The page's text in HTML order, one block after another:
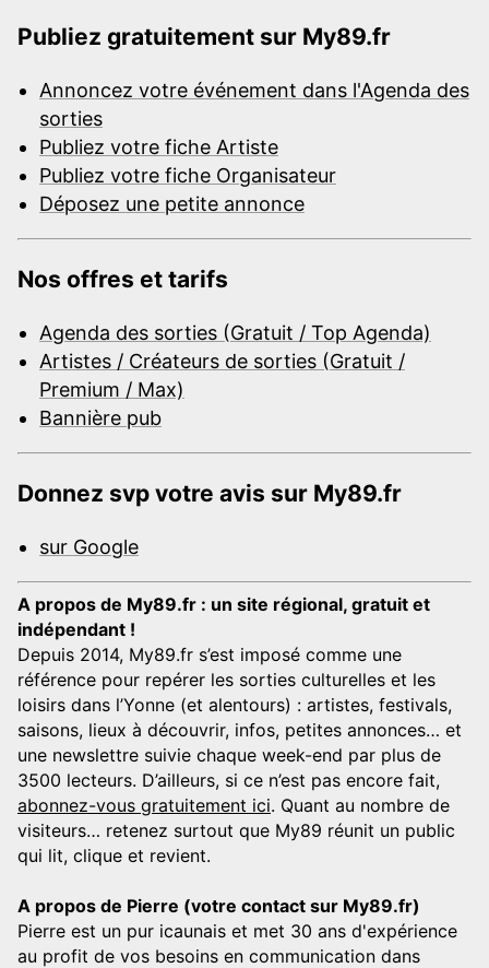
Publiez gratuitement sur My89.fr
Annoncez votre événement dans l'Agenda des
sorties
Publiez votre fiche Artiste
Publiez votre fiche Organisateur
Déposez une petite annonce
Nos offres et tarifs
Agenda des sorties (Gratuit / Top Agenda)
Artistes / Créateurs de sorties (Gratuit /
Premium / Max)
Bannière pub
Donnez svp votre avis sur My89.fr
sur Google
A propos de My89.fr : un site régional, gratuit et
indépendant !
Depuis 2014, My89.fr s’est imposé comme une
référence pour repérer les sorties culturelles et les
loisirs dans l’Yonne (et alentours) : artistes, festivals,
saisons, lieux à découvrir, infos, petites annonces… et
une newslettre suivie chaque week-end par plus de
3500 lecteurs. D’ailleurs, si ce n’est pas encore fait,
abonnez-vous gratuitement ici. Quant au nombre de
visiteurs… retenez surtout que My89 réunit un public
qui lit, clique et revient.
A propos de Pierre (votre contact sur My89.fr)
Pierre est un pur icaunais et met 30 ans d'expérience
au profit de vos besoins en communication dans